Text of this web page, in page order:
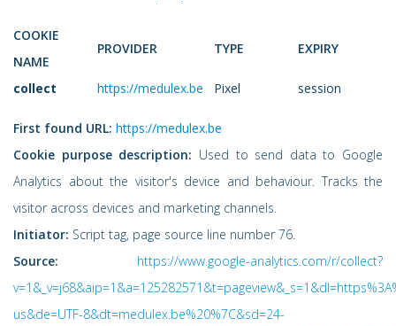
COOKIE
NAME
PROVIDER TYPE EXPIRY
collect https://medulex.be Pixel session
First found URL: https://medulex.be
Cookie purpose description: Used to send data to Google
Analytics about the visitor's device and behaviour. Tracks the
visitor across devices and marketing channels.
Initiator: Script tag, page source line number 76.
Source: https://www.google-analytics.com/r/collect?
us&de=UTF-8&dt=medulex.be%20%7C&sd=24-